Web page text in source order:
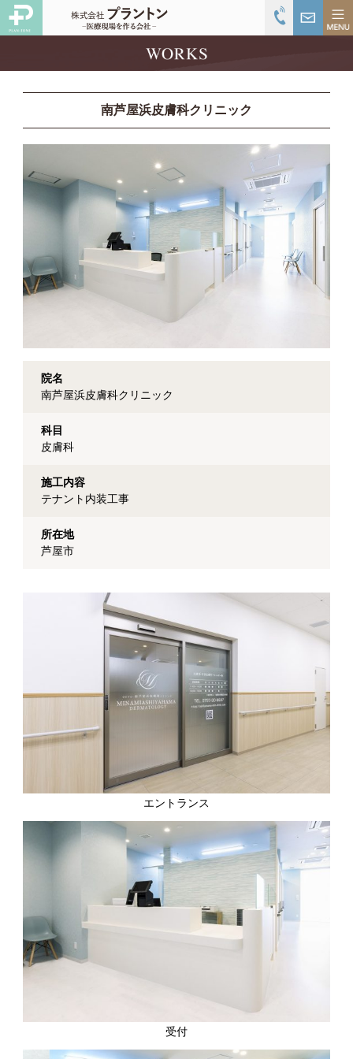
南芦屋浜皮膚科クリニック
院名
南芦屋浜皮膚科クリニック
科目
皮膚科
施工内容
テナント内装工事
所在地
芦屋市
エントランス
受付